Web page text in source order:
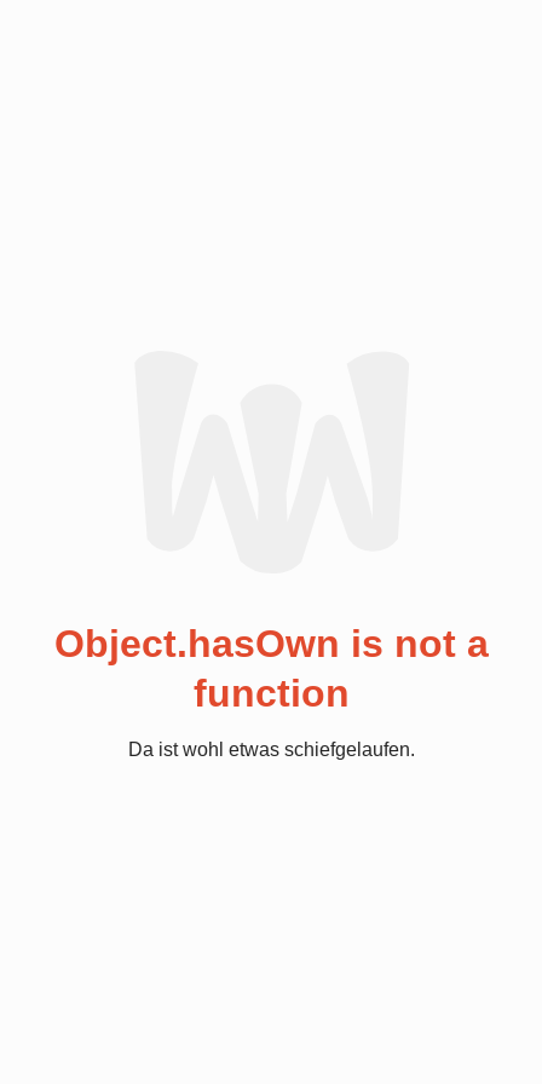
Object.hasOwn is not a
function
Da ist wohl etwas schiefgelaufen.